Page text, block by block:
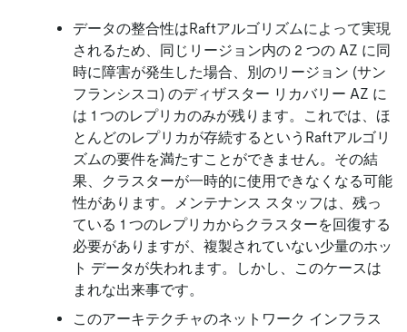
データの整合性はRaftアルゴリズムによって実現
されるため、同じリージョン内の 2 つの AZ に同
時に障害が発生した場合、別のリージョン (サン
フランシスコ) のディザスター リカバリー AZ に
は 1 つのレプリカのみが残ります。これでは、ほ
とんどのレプリカが存続するというRaftアルゴリ
ズムの要件を満たすことができません。その結
果、クラスターが一時的に使用できなくなる可能
性があります。メンテナンス スタッフは、残っ
ている 1 つのレプリカからクラスターを回復する
必要がありますが、複製されていない少量のホッ
ト データが失われます。しかし、このケースは
まれな出来事です。
このアーキテクチャのネットワーク インフラス